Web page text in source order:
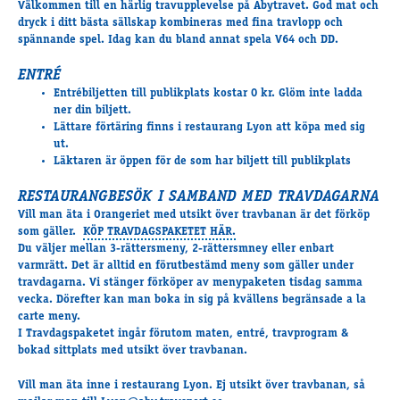
Travkonferens
Exponering & värdskap
Tävlingsserier
Träning och provlopp
Aktiva
Månadens hästägare 2026
Månadens B-tränare 2026
Euro Classic Trot
Andelshästar
Supertorsdag för företag
Välkommen till en härlig travupplevelse på Åbytravet. God mat och
dryck i ditt bästa sällskap kombineras med fina travlopp och
spännande spel. Idag kan du bland annat spela V64 och DD.
ENTRÉ
Entrébiljetten till publikplats kostar 0 kr. Glöm inte ladda
ner din biljett.
Lättare förtäring finns i restaurang Lyon att köpa med sig
ut.
Läktaren är öppen för de som har biljett till publikplats
RESTAURANGBESÖK I SAMBAND MED TRAVDAGARNA
Vill man äta i Orangeriet med utsikt över travbanan är det förköp
som gäller. KÖP TRAVDAGSPAKETET HÄR.
Du väljer mellan 3-rättersmeny, 2-rättersmney eller enbart
varmrätt. Det är alltid en förutbestämd meny som gäller under
travdagarna. Vi stänger förköper av menypaketen tisdag samma
vecka. Dörefter kan man boka in sig på kvällens begränsade a la
carte meny.
I Travdagspaketet ingår förutom maten, entré, travprogram &
bokad sittplats med utsikt över travbanan.
Vill man äta inne i restaurang Lyon. Ej utsikt över travbanan, så